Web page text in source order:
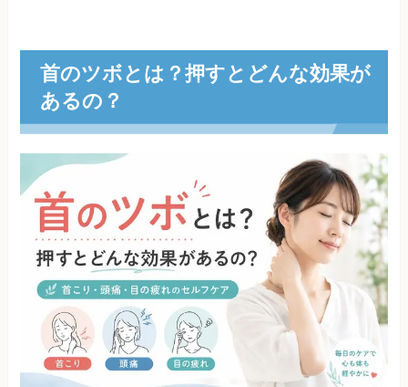
首のツボとは？押すとどんな効果が
あるの？